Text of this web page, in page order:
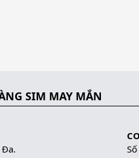
SIM MAY MẮN